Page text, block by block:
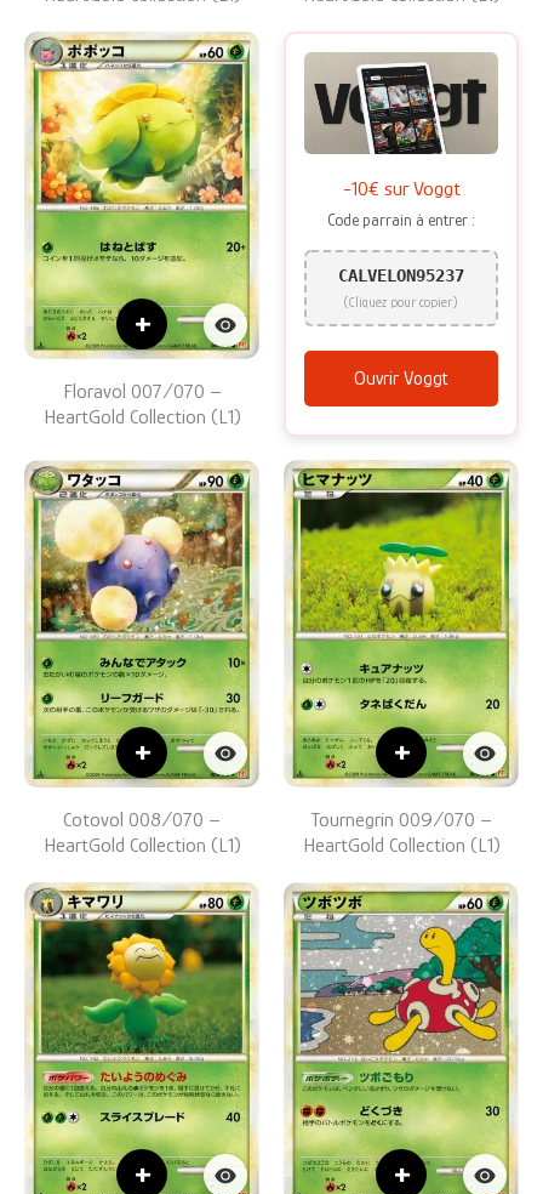
+
Floravol 007/070 –
HeartGold Collection (L1)
-10€ sur Voggt
Code parrain à entrer :
CALVELON95237
(Cliquez pour copier)
Ouvrir Voggt
+
Cotovol 008/070 –
HeartGold Collection (L1)
+
Tournegrin 009/070 –
HeartGold Collection (L1)
+ +